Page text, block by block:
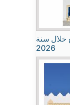
خلال سنة
2026